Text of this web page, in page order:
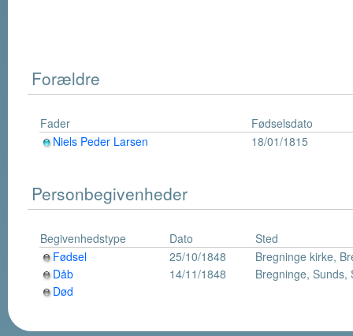
Forældre
Fader
Fødselsdato
Niels Peder Larsen
18/01/1815
Personbegivenheder
Begivenhedstype Dato
Sted
Fødsel
25/10/1848
Bregninge kirke,
Dåb
14/11/1848
Bregninge, Sunds,
Død